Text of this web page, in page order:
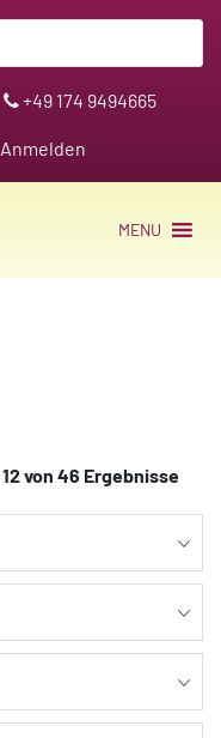
+49 174 9494665
Anmelden
MENU
von 46 Ergebnisse